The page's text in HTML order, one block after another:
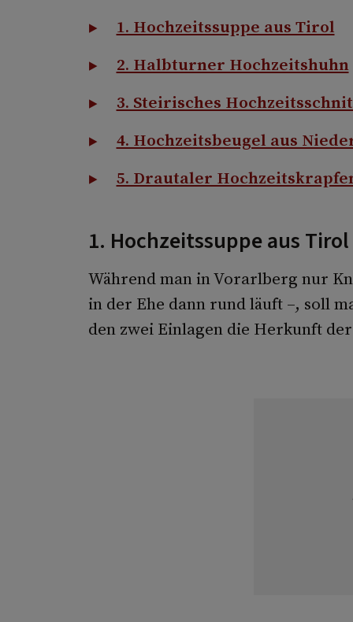
1. Hochzeitssuppe aus Tirol
2. Halbturner Hochzeitshuhn
3. Steirisches
4. Hochzeitsbeugel aus
5. Drautaler
1. Hochzeitssuppe aus Tirol
Während man in Vorarlberg nur
in der Ehe dann rund läuft –, soll
den zwei Einlagen die Herkunft